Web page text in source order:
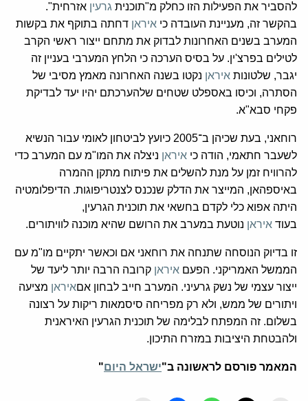
להסביר את הפעילות הזו כחלק מ"תוכנית גרעין אזרחית".
בהקשר זה, מעניינת העובדה כי איראן דחתה בתוקף את בקשות
המערב בשנים האחרונות לבדוק את מתחם ייצור ראשי הקרב
לטילים בפרצ'ין. על בסיס הערכה כי הלחץ המערבי בעניין זה
יגבר, שלטונות איראן נקטו בשנה האחרונה מאמץ מסיבי של
הסתרה, וכיסו באספלט שטחים שלהערכתם יהיו יעד לבדיקת
פקחי סבא"א.
רוחאני, בעת שכיהן ב־2005 כיועץ לביטחון לאומי עבור הנשיא
לשעבר חתאמי, הודה כי איראן ניצלה את המו"מ עם המערב כדי
להרוויח זמן על מנת להשלים את פיתוח מתקן ההמרה
באיספהאן, המייצר את הדלק שנכנס לצנטריפוגות. הדיפלומטיה
היתה אפוא כלי לקדם בחשאי את תוכנית הגרעין,
בעוד איראן נוטעת במערב את הרושם שהיא מוכנה לוויתורים.
זו בדיוק הנוסחה שתנחה את רוחאני אם וכאשר יתקיים מו"מ עם
הממשל האמריקני. הפעם איראן קרובה הרבה יותר ליעד של
ייצור עצמי של נשק גרעיני. המערב חייב לבחון אםאיראן מציעה
ויתורים של ממש, ולא רק מפריחה סיסמאות ריקות על רצונה
בשלום. זה המפתח לבלימה של תוכנית הגרעין האיראנית
ולהבטחת היציבות במזרח התיכון.
המאמר פורסם לראשונה ב"ישראל היום"